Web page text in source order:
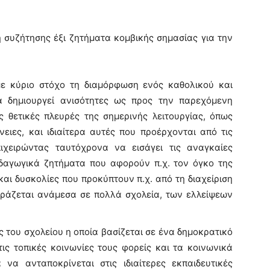
έξι ζητήματα κομβικής σημασίας για την
κύριο στόχο τη διαμόρφωση ενός καθολικού και
ανισότητες ως προς την παρεχόμενη
πλευρές της σημερινής λειτουργίας, όπως
και ιδιαίτερα αυτές που προέρχονται από τις
ταυτόχρονα να εισάγει τις αναγκαίες
ζητήματα που αφορούν π.χ. τον όγκο της
δυσκολίες που προκύπτουν π.χ. από τη διαχείριση
ανάμεσα σε πολλά σχολεία, των ελλείψεων
σχολείου η οποία βασίζεται σε ένα δημοκρατικό
τοπικές κοινωνίες τους φορείς και τα κοινωνικά
ανταποκρίνεται στις ιδιαίτερες εκπαιδευτικές